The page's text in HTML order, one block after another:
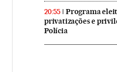
20:55
Programa
privatizações e
Polícia